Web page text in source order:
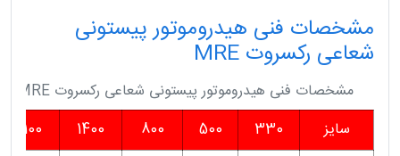
مشخصات فنی هیدروموتور پیستونی
شعاعی رکسروت MRE
مشخصات فنی هیدروموتور پیستونی شعاعی رکسروت MRE
سایز
330
500
800
1400
2100